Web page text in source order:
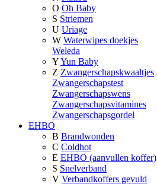
O Oh Baby
S Striemen
U Uriage
W Waterwipes doekjes
Weleda
YYun Baby
Z Zwangerschapskwaaltjes
Zwangerschapstest
Zwangerschapswens
Zwangerschapsvitamines
Zwangerschapsgordel
EHBO
B Brandwonden
C Coldhot
E EHBO (aanvullen koffer)
S Snelverband
V Verbandkoffers gevuld